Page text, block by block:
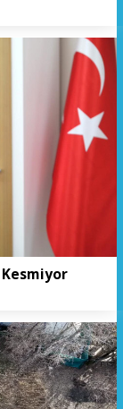
Kesmiyor